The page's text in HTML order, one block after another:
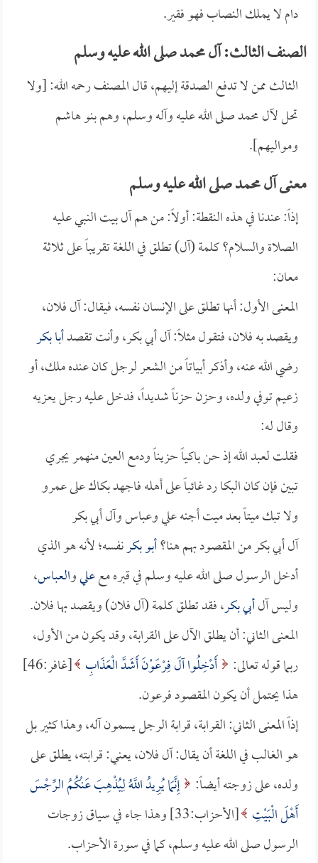
دام لا يملك النصاب فهو فقير.
الصنف الثالث: آل محمد صلى الله عليه وسلم
الثالث ممن لا تدفع الصدقة إليهم، قال المصنف رحمه الله: [ولا
تحل لآل محمد صلى الله عليه وآله وسلم، وهم بنو هاشم
ومواليهم].
معنى آل محمد صلى الله عليه وسلم
إذاً: عندنا في هذه النقطة: أولاً: من هم آل بيت النبي عليه
الصلاة والسلام؟ كلمة (آل) تطلق في اللغة تقريباً على ثلاثة
معان:
المعنى الأول: أنها تطلق على الإنسان نفسه، فيقال: آل فلان،
ويقصد به فلان، فتقول مثلاً: آل أبي بكر، وأنت تقصدأبا بكر
رضي الله عنه، وأذكر أبياتاً من الشعر لرجل كان عنده ملك، أو
زعيم توفي ولده، وحزن حزناً شديداً، فدخل عليه رجل يعزيه
وقال له:
فقلت لعبد الله إذ حن باكياً حزيناً ودمع العين منهمر يجري
تبين فإن كان البكا رد غائباً على أهله فاجهد بكاك على عمرو
ولا تبك ميتاً بعد ميت أجنه علي وعباس وآل أبي بكر
آل أبي بكر من المقصود بهم هنا؟أبو بكرنفسه؛ لأنه هو الذي
أدخل الرسول صلى الله عليه وسلم في قبره مععليوالعباس،
وليس آلأبي بكر، فقد تطلق كلمة (آل فلان) ويقصد بها فلان.
المعنى الثاني: أن يطلق الآل على القرابة، وقد يكون من الأول،
ربما قوله تعالى: أَدْخِلُوا آلَ فِرْعَوْنَ أَشَدَّ الْعَذَابِ
[غافر:46]
هذا يحتمل أن يكون المقصود فرعون.
إذاً المعنى الثاني: القرابة، قرابة الرجل يسمون آله، وهذا كثير بل
هو الغالب في اللغة أن يقال: آل فلان، يعني: قرابته، يطلق على
ولده، على زوجته أيضاً: إِنَّمَا يُرِيدُ اللَّهُ لِيُذْهِبَ عَنْكُمُ الرِّجْسَ
أَهْلَ الْبَيْتِ
[الأحزاب:33] وهذا جاء في سياق زوجات
الرسول صلى الله عليه وسلم، كما في سورة الأحزاب.